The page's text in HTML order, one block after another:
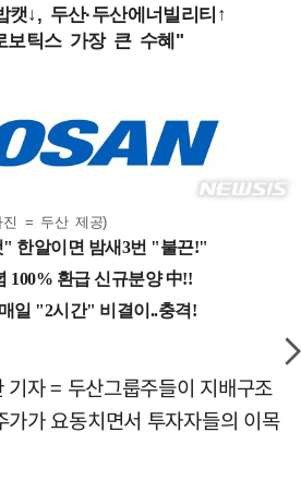
캣↓, 두산·두산에너빌리티↑
보틱스 가장 큰 수혜"
진 = 두산 제공)
자 = 두산그룹주들이 지배구조
가가 요동치면서 투자자들의 이목